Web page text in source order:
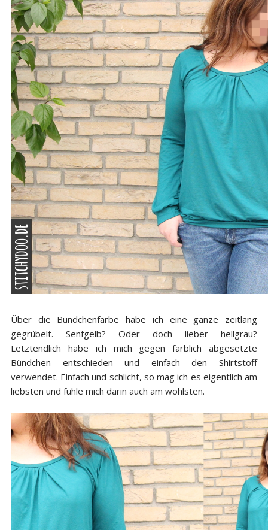
Über die Bündchenfarbe habe ich eine ganze zeitlang
gegrübelt. Senfgelb? Oder doch lieber hellgrau?
Letztendlich habe ich mich gegen farblich abgesetzte
Bündchen entschieden und einfach den Shirtstoff
verwendet. Einfach und schlicht, so mag ich es eigentlich am
liebsten und fühle mich darin auch am wohlsten.